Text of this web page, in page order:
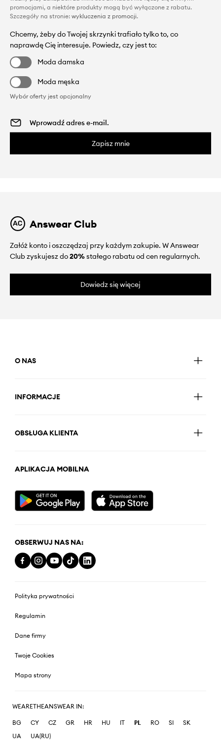
promocjami, a niektóre produkty mogą być wyłączone z rabatu.
Szczegóły na stronie: wykluczenia z promocji.
Chcemy, żeby do Twojej skrzynki trafiało tylko to, co
naprawdę Cię interesuje. Powiedz, czy jest to:
Moda damska
Moda męska
Wybór oferty jest opcjonalny
Zapisz mnie
Answear Club
Załóż konto i oszczędzaj przy każdym zakupie. W Answear
Club zyskujesz do20%stałego rabatu od cen regularnych.
Dowiedz się więcej
O NAS
INFORMACJE
OBSŁUGA KLIENTA
APLIKACJA MOBILNA
OBSERWUJ NAS NA:
Polityka prywatności
Regulamin
Dane firmy
Twoje Cookies
Mapa strony
WEARETHEANSWEAR IN:
BG CY CZ GR HR HU IT PL RO SI
SK
UA
UA(RU)